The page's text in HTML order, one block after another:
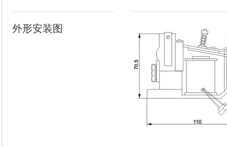
外形安装图